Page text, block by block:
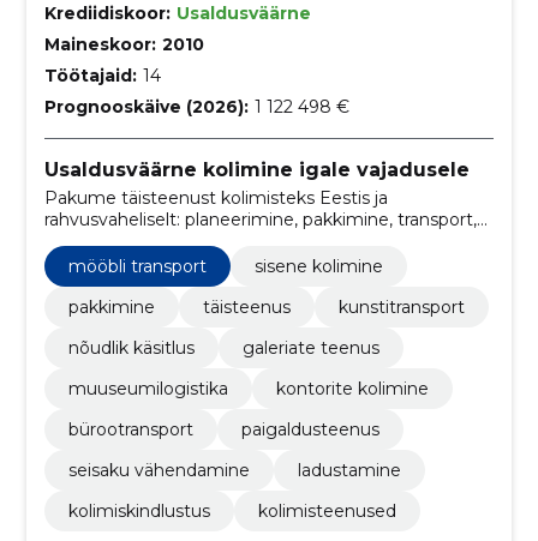
Krediidiskoor: Usaldusväärne
Maineskoor: 2010
Töötajaid: 14
Prognooskäive (2026): 1 122 498 €
Usaldusväärne kolimine igale vajadusele
Pakume täisteenust kolimisteks Eestis ja
rahvusvaheliselt: planeerimine, pakkimine, transport,
montaaž ja ladustamine. Spetsialiseerume rasketele,
suuremõõtmelistele ning väärtuslikele
kunstiesemetele koos kindlustuskaitsega.
mööbli transport
sisene kolimine
pakkimine
täisteenus
kunstitransport
nõudlik käsitlus
galeriate teenus
muuseumilogistika
kontorite kolimine
bürootransport
paigaldusteenus
seisaku vähendamine
ladustamine
kolimiskindlustus
kolimisteenused